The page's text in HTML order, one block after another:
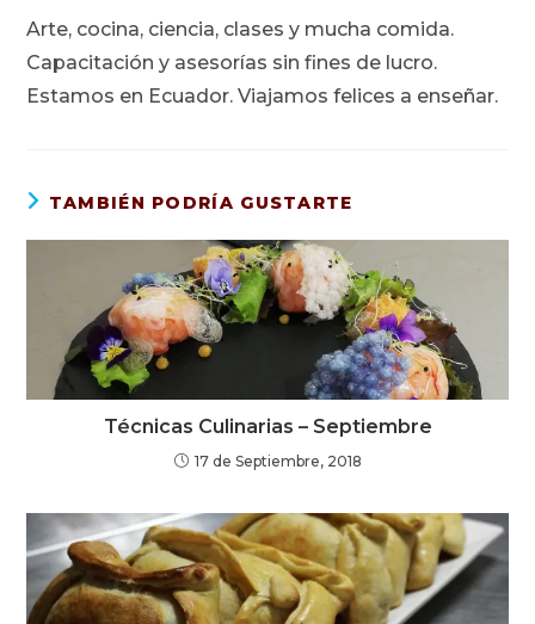
Arte, cocina, ciencia, clases y mucha comida.
Capacitación y asesorías sin fines de lucro.
Estamos en Ecuador. Viajamos felices a enseñar.
TAMBIÉN PODRÍA GUSTARTE
Técnicas Culinarias – Septiembre
17 de Septiembre, 2018